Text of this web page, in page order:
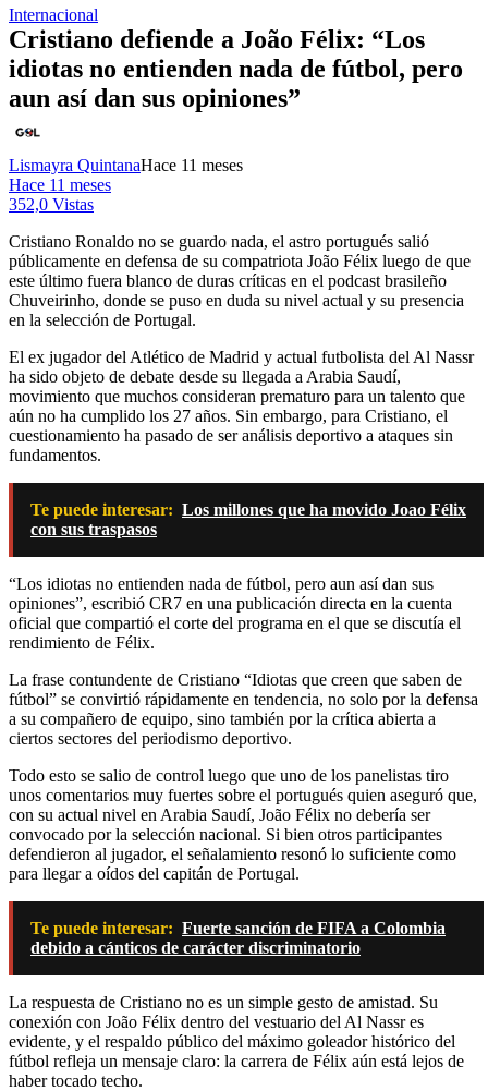
Internacional
Cristiano defiende a João Félix: “Los
idiotas no entienden nada de fútbol, pero
aun así dan sus opiniones”
Lismayra QuintanaHace 11 meses
Hace 11 meses
352,0 Vistas
Cristiano Ronaldo no se guardo nada, el astro portugués salió
públicamente en defensa de su compatriota João Félix luego de que
este último fuera blanco de duras críticas en el podcast brasileño
Chuveirinho, donde se puso en duda su nivel actual y su presencia
en la selección de Portugal.
El ex jugador del Atlético de Madrid y actual futbolista del Al Nassr
ha sido objeto de debate desde su llegada a Arabia Saudí,
movimiento que muchos consideran prematuro para un talento que
aún no ha cumplido los 27 años. Sin embargo, para Cristiano, el
cuestionamiento ha pasado de ser análisis deportivo a ataques sin
fundamentos.
Te puede interesar: Los millones que ha movido Joao Félix
con sus traspasos
“Los idiotas no entienden nada de fútbol, pero aun así dan sus
opiniones”, escribió CR7 en una publicación directa en la cuenta
oficial que compartió el corte del programa en el que se discutía el
rendimiento de Félix.
La frase contundente de Cristiano “Idiotas que creen que saben de
fútbol” se convirtió rápidamente en tendencia, no solo por la defensa
a su compañero de equipo, sino también por la crítica abierta a
ciertos sectores del periodismo deportivo.
Todo esto se salio de control luego que uno de los panelistas tiro
unos comentarios muy fuertes sobre el portugués quien aseguró que,
con su actual nivel en Arabia Saudí, João Félix no debería ser
convocado por la selección nacional. Si bien otros participantes
defendieron al jugador, el señalamiento resonó lo suficiente como
para llegar a oídos del capitán de Portugal.
Te puede interesar: Fuerte sanción de FIFA a Colombia
debido a cánticos de carácter discriminatorio
La respuesta de Cristiano no es un simple gesto de amistad. Su
conexión con João Félix dentro del vestuario del Al Nassr es
evidente, y el respaldo público del máximo goleador histórico del
fútbol refleja un mensaje claro: la carrera de Félix aún está lejos de
haber tocado techo.